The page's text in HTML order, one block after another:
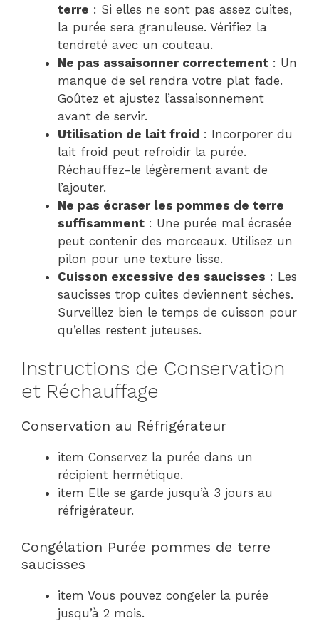
terre : Si elles ne sont pas assez cuites,
la purée sera granuleuse. Vérifiez la
tendreté avec un couteau.
Ne pas assaisonner correctement : Un
manque de sel rendra votre plat fade.
Goûtez et ajustez l’assaisonnement
avant de servir.
Utilisation de lait froid : Incorporer du
lait froid peut refroidir la purée.
Réchauffez-le légèrement avant de
l’ajouter.
Ne pas écraser les pommes de terre
suffisamment : Une purée mal écrasée
peut contenir des morceaux. Utilisez un
pilon pour une texture lisse.
Cuisson excessive des saucisses : Les
saucisses trop cuites deviennent sèches.
Surveillez bien le temps de cuisson pour
qu’elles restent juteuses.
Instructions de Conservation
et Réchauffage
Conservation au Réfrigérateur
item Conservez la purée dans un
récipient hermétique.
item Elle se garde jusqu’à 3 jours au
réfrigérateur.
Congélation Purée pommes de terre
saucisses
item Vous pouvez congeler la purée
jusqu’à 2 mois.